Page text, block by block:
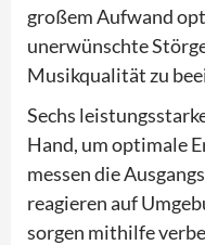
großem Aufwand
unerwünschte
Musikqualität zu
Sechs
Hand, um optimale
messen die
reagieren auf
sorgen mithilfe